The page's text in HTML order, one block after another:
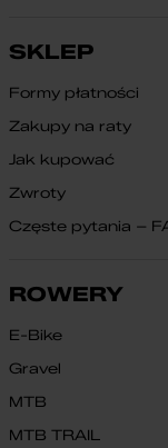
SKLEP
Formy płatności
Zakupy na raty
Jak kupować
Zwroty
Częste pytania –
ROWERY
E-Bike
Gravel
MTB
MTB TRAIL